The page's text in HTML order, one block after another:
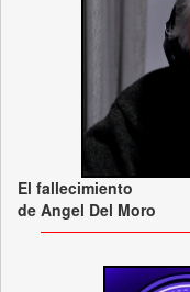
El fallecimiento
de Angel Del Moro